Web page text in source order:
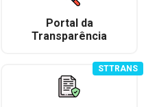
Portal da
Transparência
STTRANS